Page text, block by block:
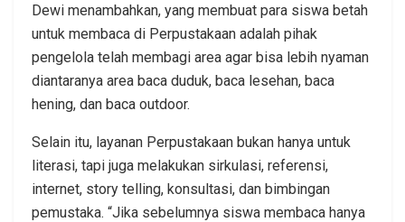
Dewi menambahkan, yang membuat para siswa betah
untuk membaca di Perpustakaan adalah pihak
pengelola telah membagi area agar bisa lebih nyaman
diantaranya area baca duduk, baca lesehan, baca
hening, dan baca outdoor.
Selain itu, layanan Perpustakaan bukan hanya untuk
literasi, tapi juga melakukan sirkulasi, referensi,
internet, story telling, konsultasi, dan bimbingan
pemustaka. “Jika sebelumnya siswa membaca hanya